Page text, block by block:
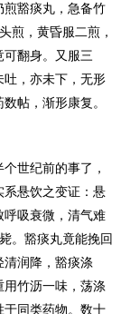
煎豁痰丸，急备竹
煎，黄昏服二煎，
翻身。又服三
吐，亦未下，无形
帖，渐形康复。
世纪前的事了，
系悬饮之变证：悬
呼吸衰微，清气难
。豁痰丸竟能挽回
清润降，豁痰涤
竹沥一味，荡涤
同类药物。 数十